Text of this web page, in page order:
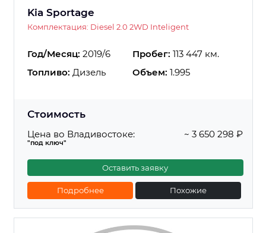
Kia Sportage
Комплектация: Diesel 2.0 2WD Inteligent
Год/Месяц: 2019/6 Пробег: 113 447 км.
Топливо: Дизель Объем: 1.995
Стоимость
Цена во Владивостоке:
"под ключ"
~ 3 650 298 ₽
Оставить заявку
Подробнее Похожие